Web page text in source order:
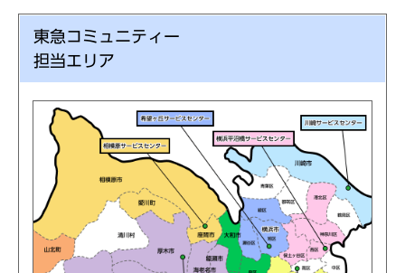
東急コミュニティー
担当エリア